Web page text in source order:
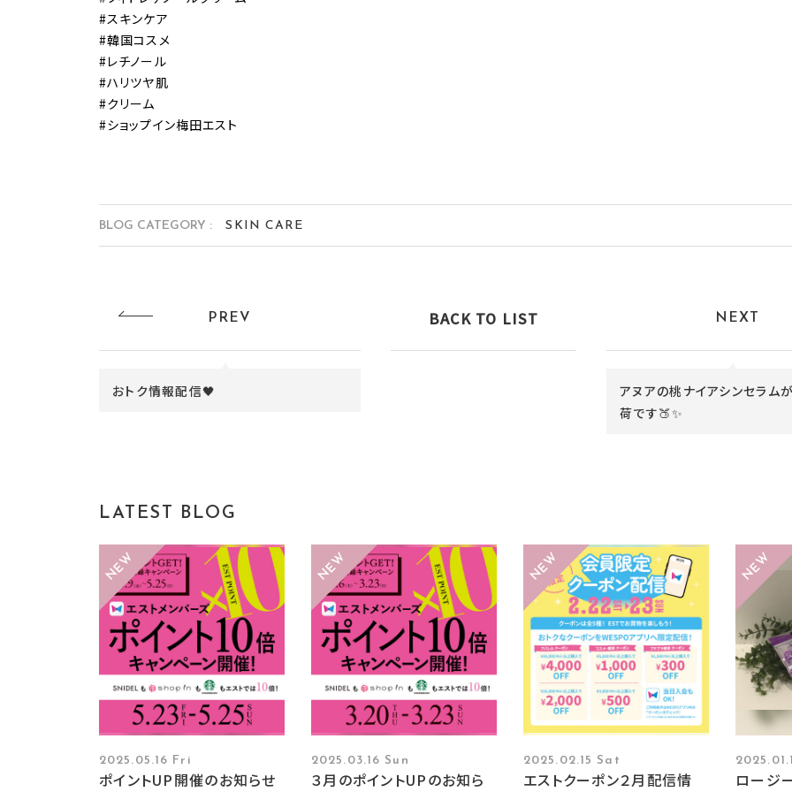
#スキンケア
#韓国コスメ
#レチノール
#ハリツヤ肌
#クリーム
#ショップイン梅田エスト
BLOG CATEGORY : SKIN CARE
PREV
おトク情報配信🖤
BACK TO LIST NEXT
アヌアの桃ナイアシンセラム
荷です🍑✨
LATEST BLOG
2025.05.16 Fri
ポイントUP開催のお知らせ
2025.03.16 Sun
３月のポイントUPのお知ら
2025.02.15 Sat
エストクーポン２月配信情
ロージ